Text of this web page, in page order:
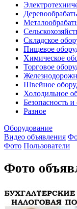
Cкладское
Пищевое
Химическое
Торговое
Швейное
Холодильное
Безопасность и
Разное
Оборудование
Видео объявления
Фото Пользователи
Фото